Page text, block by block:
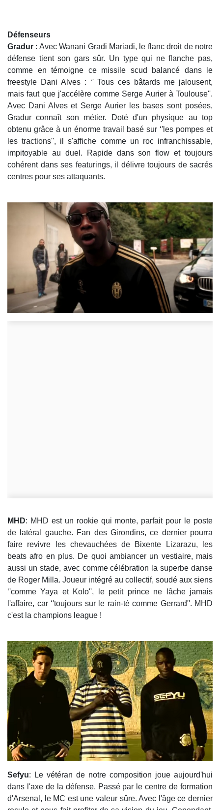
Défenseurs
Gradur : Avec Wanani Gradi Mariadi, le flanc droit de notre
défense tient son gars sûr. Un type qui ne flanche pas,
comme en témoigne ce missile scud balancé dans le
freestyle Dani Alves : ‘' Tous ces bâtards me jalousent,
mais faut que j'accélère comme Serge Aurier à Toulouse''.
Avec Dani Alves et Serge Aurier les bases sont posées,
Gradur connaît son métier. Doté d'un physique au top
obtenu grâce à un énorme travail basé sur ‘'les pompes et
les tractions'', il s'affiche comme un roc infranchissable,
impitoyable au duel. Rapide dans son flow et toujours
cohérent dans ses featurings, il délivre toujours de sacrés
centres pour ses attaquants.
MHD: MHD est un rookie qui monte, parfait pour le poste
de latéral gauche. Fan des Girondins, ce dernier pourra
faire revivre les chevauchées de Bixente Lizarazu, les
beats afro en plus. De quoi ambiancer un vestiaire, mais
aussi un stade, avec comme célébration la superbe danse
de Roger Milla. Joueur intégré au collectif, soudé aux siens
‘'comme Yaya et Kolo'', le petit prince ne lâche jamais
l'affaire, car ‘'toujours sur le rain-té comme Gerrard''. MHD
c'est la champions league !
Sefyu: Le vétéran de notre composition joue aujourd'hui
dans l'axe de la défense. Passé par le centre de formation
d'Arsenal, le MC est une valeur sûre. Avec l'âge ce dernier